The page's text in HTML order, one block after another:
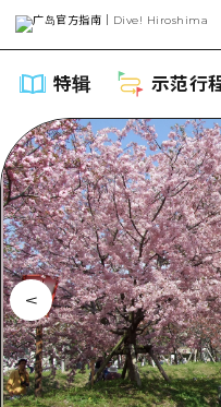
特辑 示范行
特辑
列表
推荐
艺术
示范行程
列表
探索